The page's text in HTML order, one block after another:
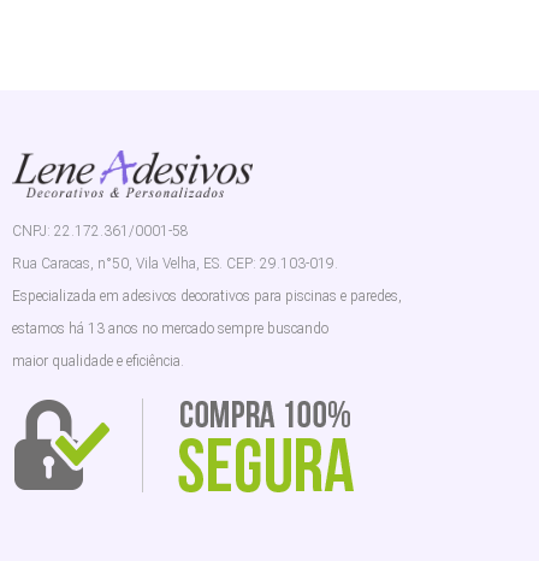
CNPJ: 22.172.361/0001-58
Rua Caracas, n°50, Vila Velha, ES. CEP: 29.103-019.
Especializada em adesivos decorativos para piscinas e paredes,
estamos há 13 anos no mercado sempre buscando
maior qualidade e eficiência.